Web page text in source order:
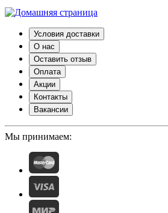
Условия доставки
О нас
Оставить отзыв
Оплата
Акции
Контакты
Вакансии
Мы принимаем: